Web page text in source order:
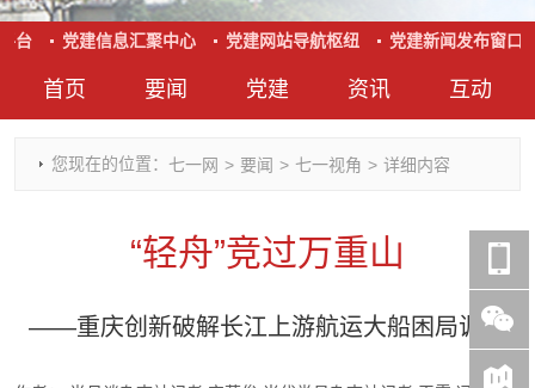
首页 要闻
时政要闻
干部任免
七一视角
党建
党建动态
人才工作
作风建设
资讯
热点关注
党刊好文
党史参阅
互动
红岩评论
七一文学
七一号
党建信息汇聚中心 党建网站导航枢纽 党建新闻发布窗口
您现在的位置： 七一网 > 要闻 > 七一视角 > 详细内容
“轻舟”竞过万重山
——重庆创新破解长江上游航运大船困局调查